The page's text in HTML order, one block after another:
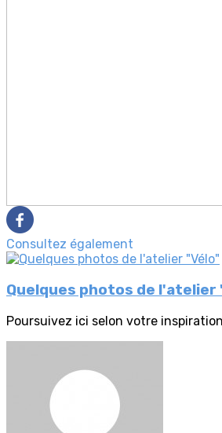
Consultez également
Quelques photos de l'atelier
Poursuivez ici selon votre